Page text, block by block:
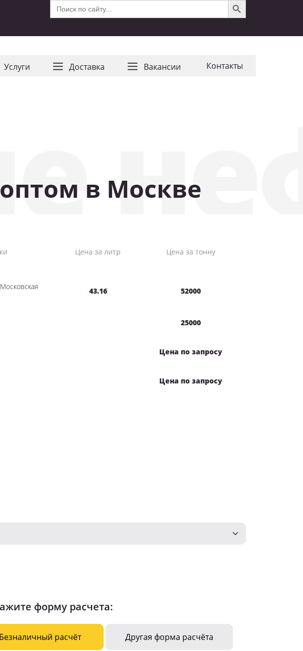
Search
for:
Услуги Доставка Ваканcии Контакты
в Москве
Цена за литр Цена за тонну
43.16 52000
25000
Цена по запросу
Цена по запросу
форму расчета:
Безналичный расчёт Другая форма расчёта